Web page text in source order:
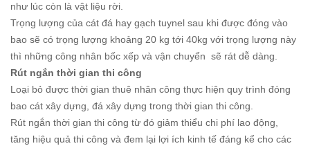
như lúc còn là vật liệu rời.
Trọng lượng của cát đá hay gạch tuynel sau khi được đóng vào
bao sẽ có trọng lượng khoảng 20 kg tới 40kg với trọng lượng này
thì những công nhân bốc xếp và vận chuyển sẽ rát dễ dàng.
Rút ngắn thời gian thi công
Loại bỏ được thời gian thuê nhân công thực hiện quy trình đóng
bao cát xây dựng, đá xây dựng trong thời gian thi công.
Rút ngắn thời gian thi công từ đó giảm thiểu chi phí lao động,
tăng hiệu quả thi công và đem lại lợi ích kinh tế đáng kể cho các